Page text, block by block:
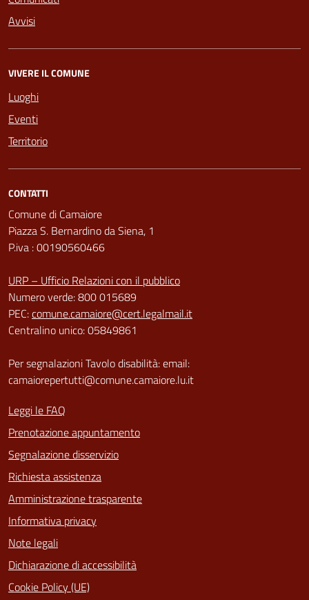
Avvisi
VIVERE IL COMUNE
Luoghi
Eventi
Territorio
CONTATTI
Comune di Camaiore
Piazza S. Bernardino da Siena, 1
P.iva : 00190560466
URP – Ufficio Relazioni con il pubblico
Numero verde: 800 015689
PEC:comune.camaiore@cert.legalmail.it
Centralino unico: 05849861
Per segnalazioni Tavolo disabilità: email:
camaiorepertutti@comune.camaiore.lu.it
Leggi le FAQ
Prenotazione appuntamento
Segnalazione disservizio
Richiesta assistenza
Amministrazione trasparente
Informativa privacy
Note legali
Dichiarazione di accessibilità
Cookie Policy (UE)